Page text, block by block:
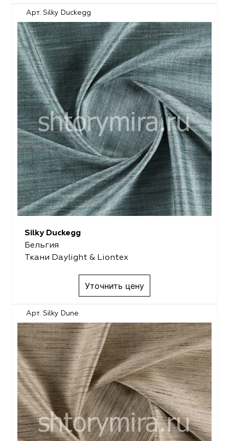
Арт. Silky Duckegg
Silky Duckegg
Бельгия
Ткани Daylight & Liontex
Уточнить цену
Арт. Silky Dune